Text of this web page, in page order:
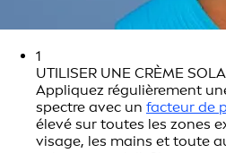
1
UTILISER UNE CRÈME
Appliquez régulièrement
spectre avec un facteur de
élevé sur toutes les zones
visage, les mains et toute